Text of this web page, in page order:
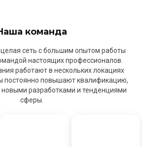
команда
целая сеть с большим опытом работы
настоящих профессионалов.
работают в нескольких локациях
постоянно повышают квалификацию,
новыми разработками и тенденциями
сферы.